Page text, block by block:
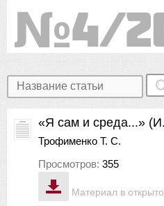
4/
Материал в
«Я сам и среда...»
Трофименко Т. С.
Просмотров: 355